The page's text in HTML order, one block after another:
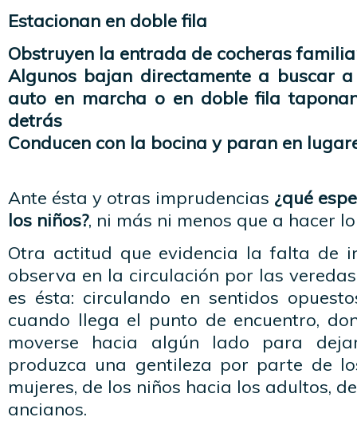
Estacionan en doble fila
Obstruyen la entrada de cocheras
Algunos bajan directamente a buscar
auto en marcha o en doble fila
detrás
Conducen con la bocina y paran en
Ante ésta y otras imprudencias ¿qué
los niños?, ni más ni menos que a hacer
Otra actitud que evidencia la falta de
observa en la circulación por las
es ésta: circulando en sentidos
cuando llega el punto de encuentro,
moverse hacia algún lado para
produzca una gentileza por parte de
mujeres, de los niños hacia los adultos,
ancianos.